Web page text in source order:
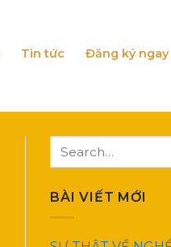
Tin tức Đăng ký ngay
BÀI VIẾT MỚI